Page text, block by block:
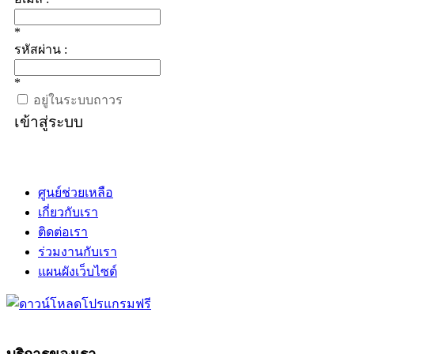
*
รหัสผ่าน :
*
อยู่ในระบบถาวร
เข้าสู่ระบบ
ศูนย์ช่วยเหลือ
เกี่ยวกับเรา
ติดต่อเรา
ร่วมงานกับเรา
แผนผังเว็บไซต์